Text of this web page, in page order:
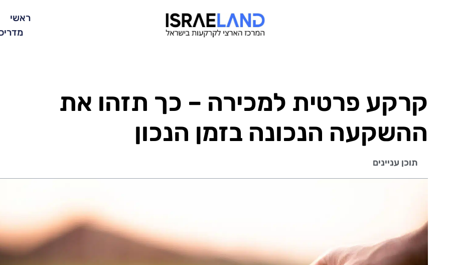
ראשי
קרקע פרטית למכירה – כך תזהו את
ההשקעה הנכונה בזמן הנכון
תוכן עניינים